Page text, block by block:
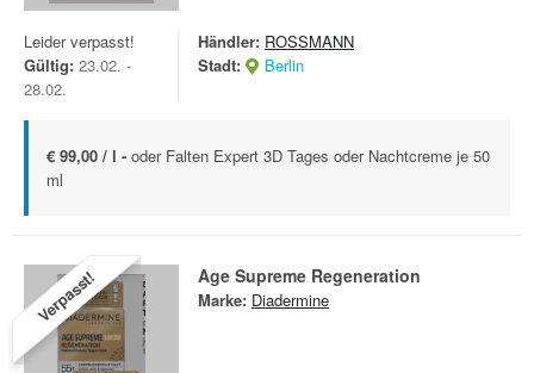
Leider verpasst!
Gültig: 23.02. -
28.02.
Händler: ROSSMANN
Stadt:
Berlin
€ 99,00 / l - oder Falten Expert 3D Tages oder Nachtcreme je 50
ml
Verpasst! Age Supreme Regeneration
Marke: Diadermine